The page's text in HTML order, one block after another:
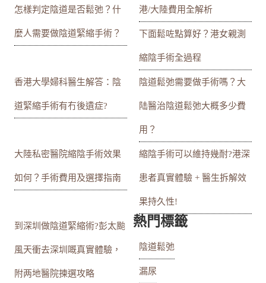
怎樣判定陰道是否鬆弛？什
麼人需要做陰道緊縮手術？
港/大陸費用全解析
下面鬆咗點算好？港女親測
縮陰手術全過程
香港大學婦科醫生解答：陰
道緊縮手術有冇後遺症?
陰道鬆弛需要做手術嗎？大
陆醫治陰道鬆弛大概多少費
用？
大陸私密醫院縮陰手術效果
如何？手術費用及選擇指南
縮陰手術可以維持幾耐?港深
患者真實體驗 + 醫生拆解效
果持久性!
到深圳做陰道緊縮術?彭太颱
風天衝去深圳嘅真實體驗，
附两地醫院揀選攻略
熱門標籤
陰道鬆弛
漏尿